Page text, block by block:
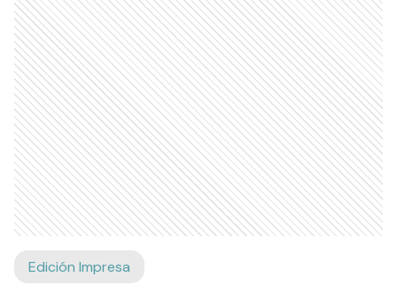
Edición Impresa